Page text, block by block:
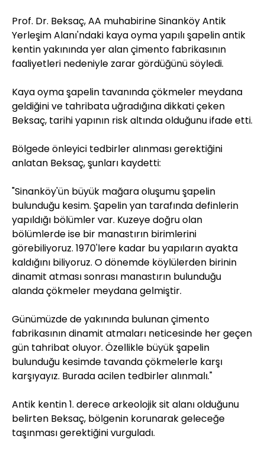
Prof. Dr. Beksaç, AA muhabirine Sinanköy Antik
Yerleşim Alanı'ndaki kaya oyma yapılı şapelin antik
kentin yakınında yer alan çimento fabrikasının
faaliyetleri nedeniyle zarar gördüğünü söyledi.
Kaya oyma şapelin tavanında çökmeler meydana
geldiğini ve tahribata uğradığına dikkati çeken
Beksaç, tarihi yapının risk altında olduğunu ifade etti.
Bölgede önleyici tedbirler alınması gerektiğini
anlatan Beksaç, şunları kaydetti:
"Sinanköy'ün büyük mağara oluşumu şapelin
bulunduğu kesim. Şapelin yan tarafında definlerin
yapıldığı bölümler var. Kuzeye doğru olan
bölümlerde ise bir manastırın birimlerini
görebiliyoruz. 1970'lere kadar bu yapıların ayakta
kaldığını biliyoruz. O dönemde köylülerden birinin
dinamit atması sonrası manastırın bulunduğu
alanda çökmeler meydana gelmiştir.
Günümüzde de yakınında bulunan çimento
fabrikasının dinamit atmaları neticesinde her geçen
gün tahribat oluyor. Özellikle büyük şapelin
bulunduğu kesimde tavanda çökmelerle karşı
karşıyayız. Burada acilen tedbirler alınmalı."
Antik kentin 1. derece arkeolojik sit alanı olduğunu
belirten Beksaç, bölgenin korunarak geleceğe
taşınması gerektiğini vurguladı.